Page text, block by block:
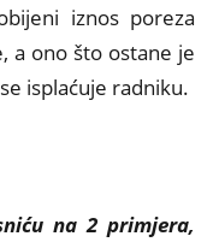
iznos poreza
a ono što ostane je
isplaćuje radniku.
na 2 primjera,